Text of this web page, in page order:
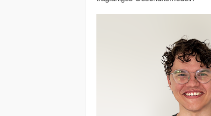
Skalierung: Softwareprodukt
Die schnelle Entwicklung der
Factory“ ab, die auf radikale
nicht: „Geschwindigkeit ersetzt
Qualitätssicherungssysteme
Security-Checks und Test-
Doch lässt sich das aufwendige
reibungslos skalieren, oder droht
steckenzubleiben? Gentsch